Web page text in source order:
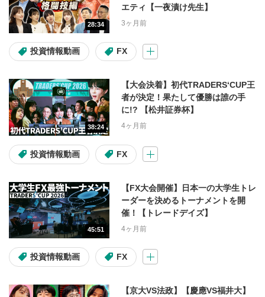
トシゴロ 大山季之の米国株コラム
教えて！フクロウ先生
海老澤界の投信コラム
出演者
窪田朋一郎 大山季之
海老澤界 鈴木翔 kenmo
武藤正樹
調べたい内容
28:34
エティ【一夜漬け先生】
3ヶ月前
投資情報動画 FX
38:24
【大会決着】初代TRADERS‘CUP王
者が決定！果たして優勝は誰の手
に!? 【松井証券杯】
4ヶ月前
投資情報動画 FX
45:51
【FX大会開催】日本一の大学生トレ
ーダーを決めるトーナメントを開
催！【トレードデイズ】
4ヶ月前
投資情報動画 FX
【京大VS法政】【慶應VS福井大】